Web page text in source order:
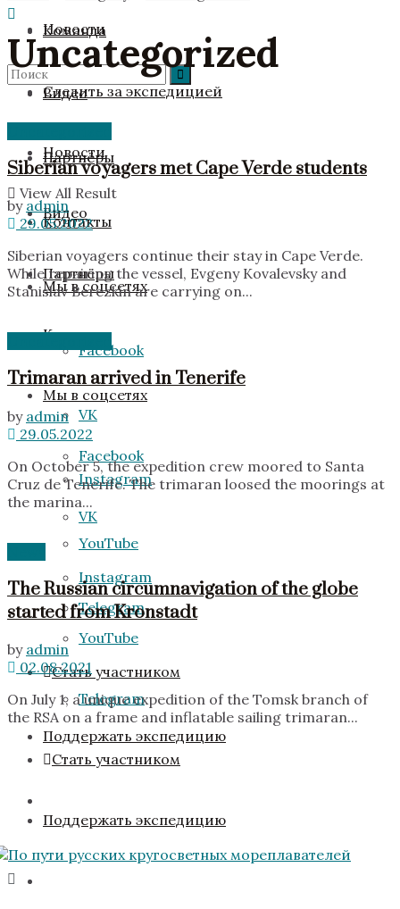
Новости
Видео
Партнёры
Контакты
Мы в соцсетях
Facebook
VK
Instagram
YouTube
Telegram
Стать участником
Поддержать экспедицию
Команда
Следить за экспедицией
Новости
Видео
Партнёры
Контакты
Мы в соцсетях
Facebook
VK
Instagram
YouTube
Telegram
Стать участником
Поддержать экспедицию
View All Result
Uncategorized
Siberian voyagers met Cape Verde students
by admin
29.05.2022
Siberian voyagers continue their stay in Cape Verde.
While repairing the vessel, Evgeny Kovalevsky and
Stanislav Berezkin are carrying on...
Trimaran arrived in Tenerife
by admin
29.05.2022
On October 5, the expedition crew moored to Santa
Cruz de Tenerife. The trimaran loosed the moorings at
the marina...
The Russian circumnavigation of the globe
started from Kronstadt
by admin
02.08.2021
On July 1, a unique expedition of the Tomsk branch of
the RSA on a frame and inflatable sailing trimaran...